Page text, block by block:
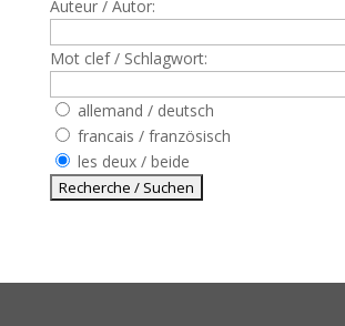
Auteur / Autor:
Mot clef / Schlagwort:
allemand / deutsch
francais / französisch
les deux / beide